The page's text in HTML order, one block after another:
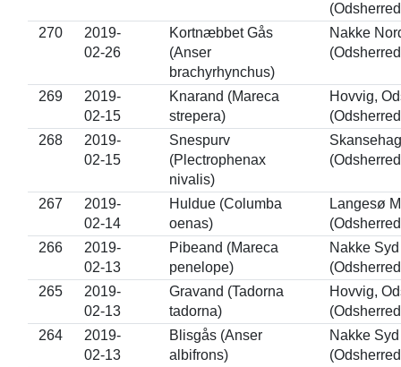
270
2019-
02-26
Kortnæbbet Gås
(Anser
brachyrhynchus)
Nakke
269
2019-
02-15
Knarand (Mareca
strepera)
Hovvig,
268
2019-
02-15
Snespurv
(Plectrophenax
nivalis)
267
2019-
02-14
Huldue (Columba
oenas)
Langesø
266
2019-
02-13
Pibeand (Mareca
penelope)
Nakke Syd
265
2019-
02-13
Gravand (Tadorna
tadorna)
Hovvig,
264
2019-
02-13
Blisgås (Anser
albifrons)
Nakke Syd